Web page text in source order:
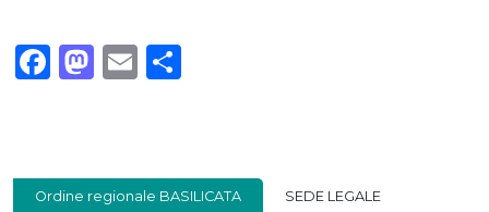
Facebook
Mastodon
Email
Ordine regionale BASILICATA SEDE LEGALE